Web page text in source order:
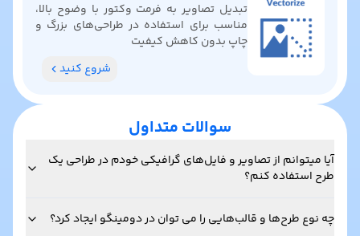
تبدیل تصاویر به فرمت وکتور با وضوح بالا،
مناسب برای استفاده در طراحی‌های بزرگ و
چاپ بدون کاهش کیفیت
شروع کنید
سوالات متداول
آیا میتوانم از تصاویر و فایل‌های گرافیکی خودم در طراحی یک
طرح استفاده کنم؟
چه نوع طرح‌ها و قالب‌هایی را می توان در دومینگو ایجاد کرد؟